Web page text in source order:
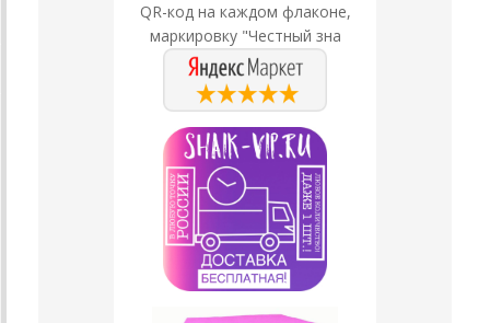
QR-код на каждом флаконе,
маркировку "Честный зна